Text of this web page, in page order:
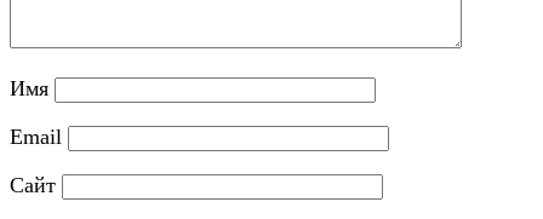
Имя
Email
Сайт